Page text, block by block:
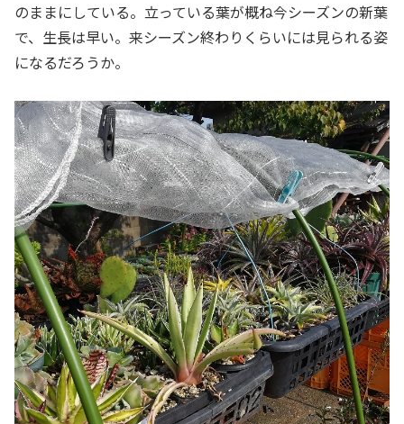
のままにしている。立っている葉が概ね今シーズンの新葉
で、生長は早い。来シーズン終わりくらいには見られる姿
になるだろうか。